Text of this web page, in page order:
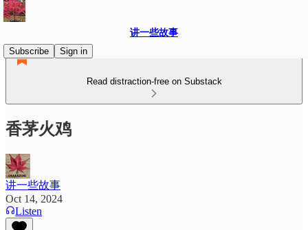
讲一些故事
Subscribe
Sign in
Read distraction-free on Substack
香茅火鸡
讲一些故事
Oct 14, 2024
Listen